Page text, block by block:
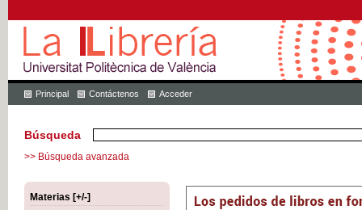
Principal Contáctenos Acceder
Búsqueda
>> Búsqueda avanzada
Materias [+/-]